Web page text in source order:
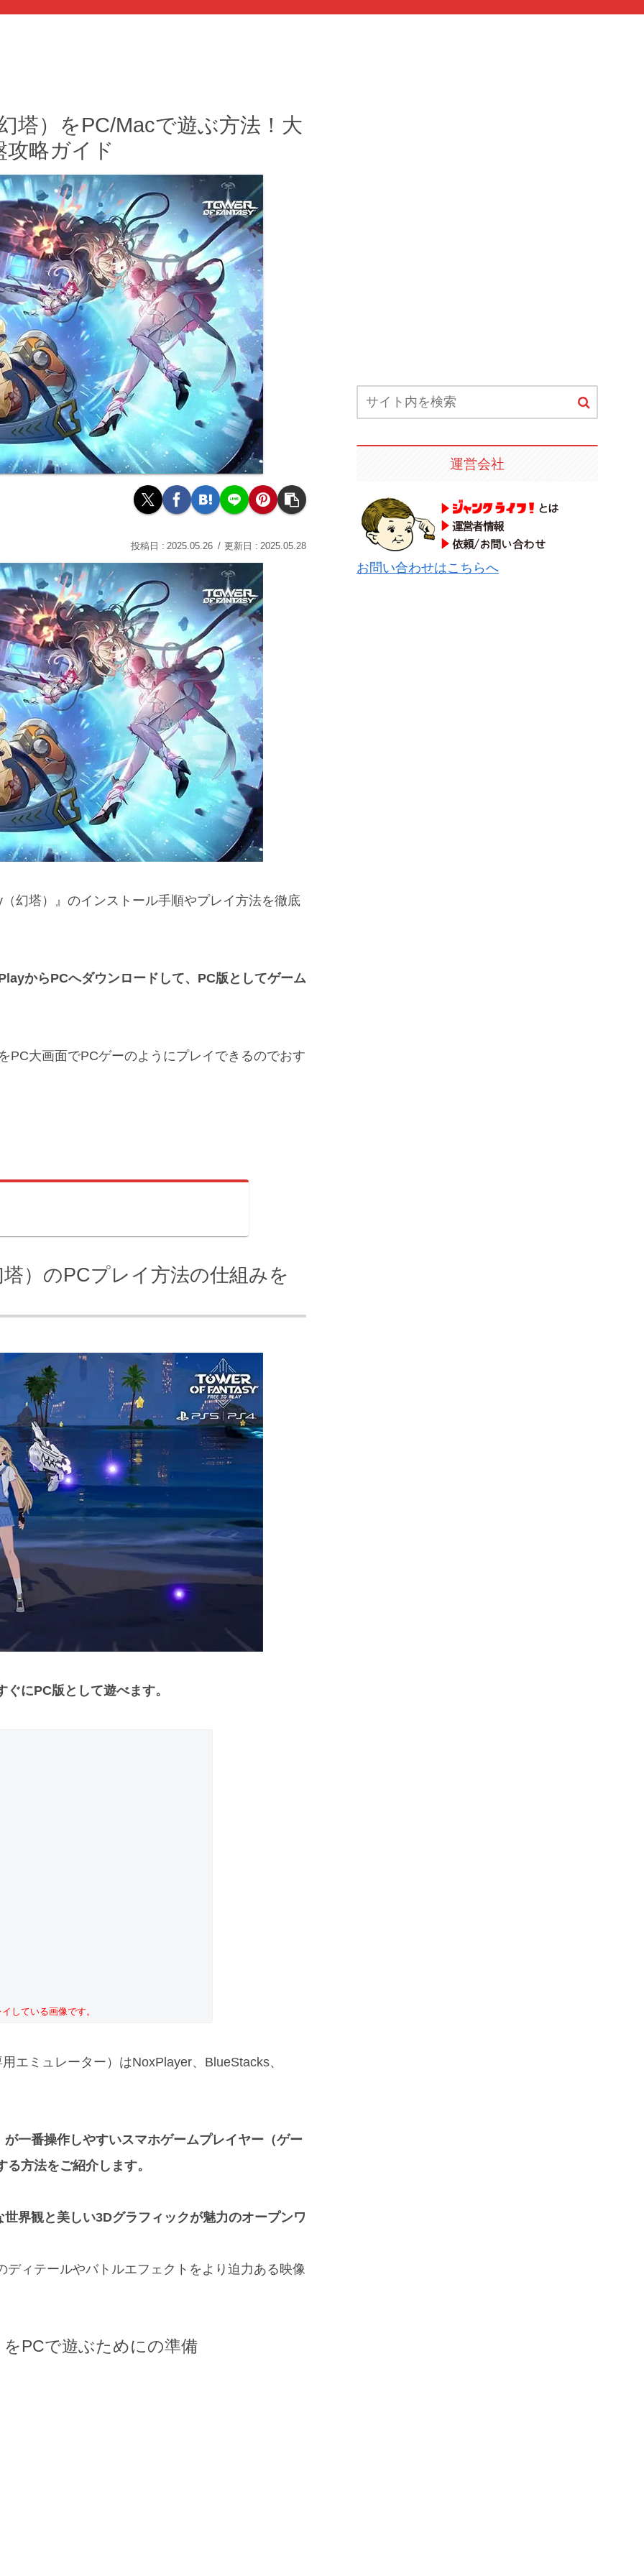
塔）をPC/Macで遊ぶ方法！大
略ガイド
2025.05.26 2025.05.28
幻塔）』のインストール手順やプレイ方法を徹底
からPCへダウンロードして、PC版としてゲーム
PC大画面でPCゲーのようにプレイできるのでおす
）のPCプレイ方法の仕組みを
ぐにPC版として遊べます。
している画像です。
エミュレーター）はNoxPlayer、BlueStacks、
一番操作しやすいスマホゲームプレイヤー（ゲー
方法をご紹介します。
界観と美しい3Dグラフィックが魅力のオープンワ
ィテールやバトルエフェクトをより迫力ある映像
PCで遊ぶためにの準備
運営会社
お問い合わせはこちらへ